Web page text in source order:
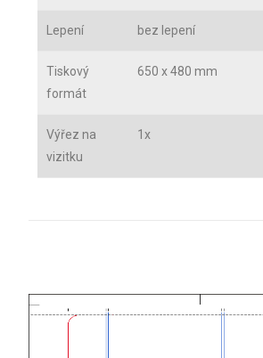
Lepení bez lepení
Tiskový
formát
650 x 480 mm
Výřez na
vizitku
1x